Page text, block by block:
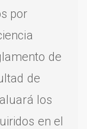
por
de
de
los
en el